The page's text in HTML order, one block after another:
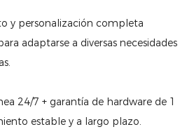
y personalización completa
adaptarse a diversas necesidades
24/7 + garantía de hardware de 1
estable y a largo plazo.